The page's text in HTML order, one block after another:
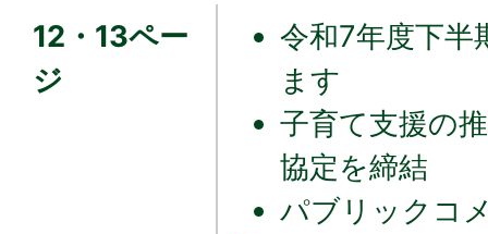
12・13ペー
ジ
令和7年度下半
ます
子育て支援の
協定を締結
パブリックコ